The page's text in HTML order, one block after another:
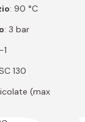
: 90 °C
: 3 bar
130
(max